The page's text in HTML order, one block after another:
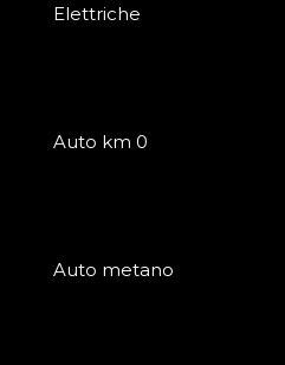
Elettriche
Auto km 0
Auto metano